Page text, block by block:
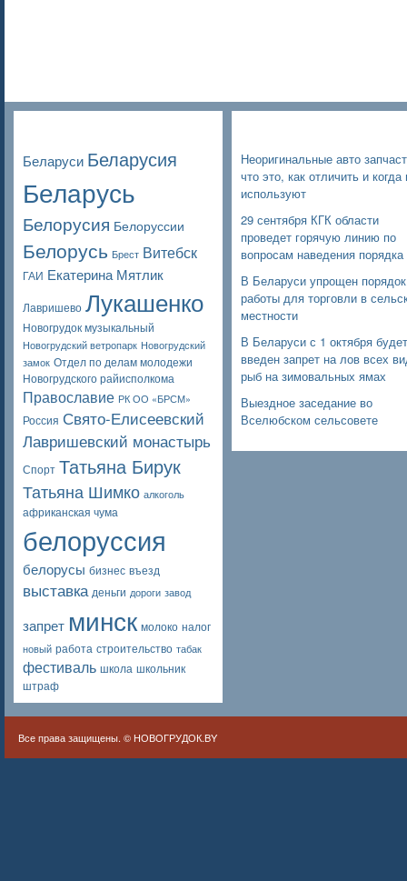
Беларуси Беларусия
Беларусь
Белорусия Белоруссии
Белорусь Брест Витебск
ГАИ Екатерина Мятлик
Лавришево Лукашенко
Новогрудок музыкальный
Новогрудский ветропарк Новогрудский
замок Отдел по делам молодежи
Новогрудского райисполкома
Православие РК ОО «БРСМ»
Россия Свято-Елисеевский
Лавришевский монастырь
Спорт Татьяна Бирук
Татьяна Шимко алкоголь
африканская чума
белоруссия
белорусы бизнес въезд
выставка деньги дороги завод
запрет минск молоко налог
новый работа строительство табак
фестиваль школа школьник
штраф
Неоригинальные авто
что это, как отличить и когда
используют
29 сентября КГК области
проведет горячую линию по
вопросам наведения порядка
В Беларуси упрощен порядок
работы для торговли в
местности
В Беларуси с 1 октября будет
введен запрет на лов всех
рыб на зимовальных ямах
Выездное заседание во
Вселюбском сельсовете
Все права защищены. © НОВОГРУДОК.BY